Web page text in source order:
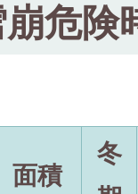
危険
面積
冬